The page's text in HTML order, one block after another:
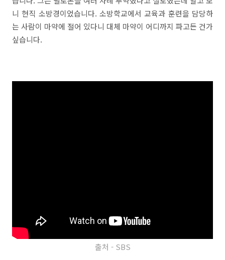
니 현직 소방경이었습니다. 소방학교에서 교육과 훈련을 담당하
는 사람이 마약에 절어 있다니 대체 마약이 어디까지 파고든 건가
싶습니다.
출처 - SBS